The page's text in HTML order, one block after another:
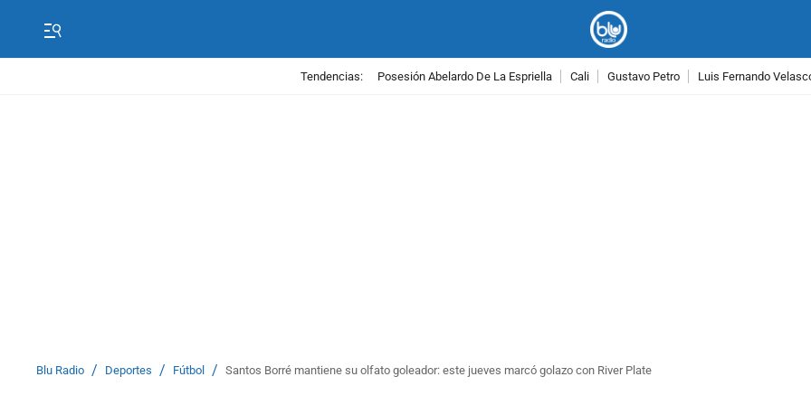
Tendencias: Posesión Abelardo De La Espriella Cali Gustavo Petro Luis Fernando
Blu Radio / Deportes / Fútbol / Santos Borré mantiene su olfato goleador: este jueves marcó golazo con River Plate